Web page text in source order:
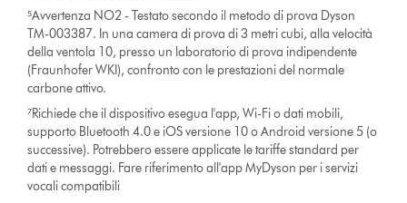
⁵Avvertenza NO2 - Testato secondo il metodo di prova Dyson
TM-003387. In una camera di prova di 3 metri cubi, alla velocità
della ventola 10, presso un laboratorio di prova indipendente
(Fraunhofer WKI), confronto con le prestazioni del normale
carbone attivo.
⁷Richiede che il dispositivo esegua l'app, Wi-Fi o dati mobili,
supporto Bluetooth 4.0 e iOS versione 10 o Android versione 5 (o
successive). Potrebbero essere applicate le tariffe standard per
dati e messaggi. Fare riferimento all'app MyDyson per i servizi
vocali compatibili